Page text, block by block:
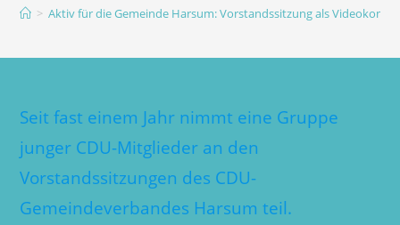
> Aktiv für die Gemeinde Harsum: Vorstandssitzung als
Seit fast einem Jahr nimmt eine Gruppe
junger CDU-Mitglieder an den
Vorstandssitzungen des CDU-
Gemeindeverbandes Harsum teil.